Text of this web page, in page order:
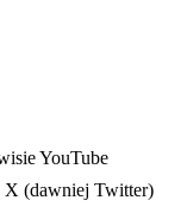
YouTube
X (dawniej Twitter)